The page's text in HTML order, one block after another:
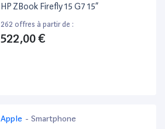
HP ZBook Firefly 15 G7 15”
262 offres à partir de :
522,00 €
Apple - Smartphone